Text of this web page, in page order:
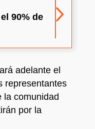
90% de
adelante el
representantes
la comunidad
por la